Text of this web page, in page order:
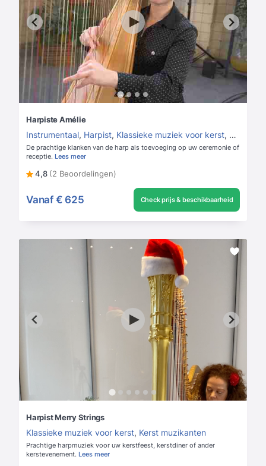
Harpiste Amélie
Instrumentaal, Harpist, Klassieke muziek voor kerst, Kerst
De prachtige klanken van de harp als toevoeging op uw ceremonie of
receptie. Lees meer
4,8 (2 Beoordelingen)
Vanaf € 625 Check prijs & beschikbaarheid
Harpist Merry Strings
Klassieke muziek voor kerst, Kerst muzikanten
Prachtige harpmuziek voor uw kerstfeest, kerstdiner of ander
kerstevenement. Lees meer